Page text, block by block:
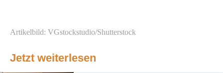
Artikelbild: VGstockstudio/Shutterstock
Jetzt weiterlesen